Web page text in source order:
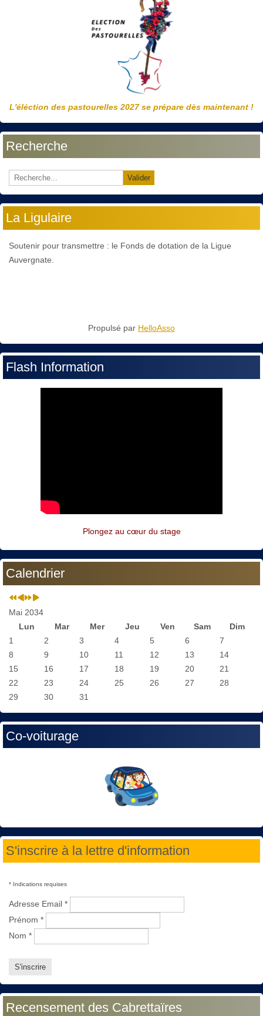
L'éléction des pastourelles 2027 se prépare dès maintenant !
Recherche
Valider
La Ligulaire
Soutenir pour transmettre : le Fonds de dotation de la Ligue
Auvergnate.
Propulsé par HelloAsso
Flash Information
Plongez au cœur du stage
Calendrier
Mai 2034
Lun
Mar Mer Jeu Ven Sam
Dim
1
2 3 4 5 6
7
8
9 10 11 12 13
14
15
16 17 18 19 20
21
22
23 24 25 26 27
28
29
30 31
Co-voiturage
S'inscrire à la lettre d'information
* Indications requises
Adresse Email *
Prénom *
Nom *
Recensement des Cabrettaïres